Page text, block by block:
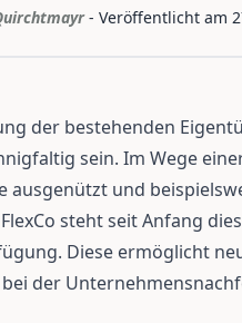
- Veröffentlicht am
der bestehenden
sein. Im Wege
ausgenützt und
steht seit Anfang
Diese ermöglicht
der